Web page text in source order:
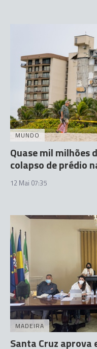
MUNDO
Quase mil milhões
colapso de prédio
12 Mai 07:35
MADEIRA
Santa Cruz